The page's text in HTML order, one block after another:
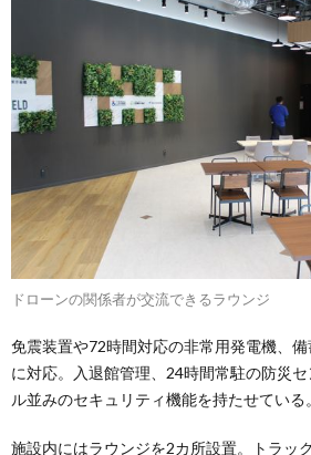
ドローンの関係者が交流できるラウンジ
免震装置や72時間対応の非常用発電機、
に対応。入退館管理、24時間常駐の防災
ル並みのセキュリティ機能を持たせている。
施設内にはラウンジを2カ所設置。トラッ